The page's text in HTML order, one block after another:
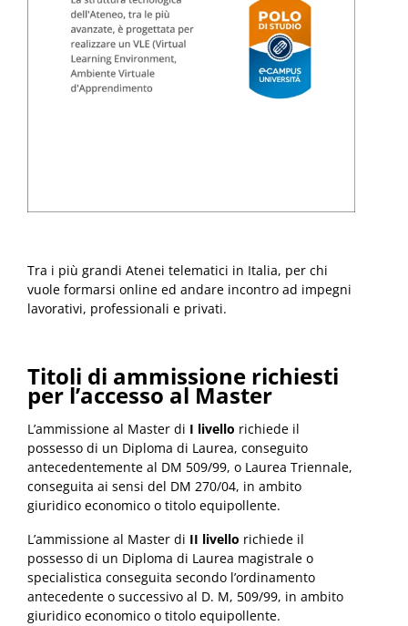
Tra i più grandi Atenei telematici in Italia, per chi
vuole formarsi online ed andare incontro ad impegni
lavorativi, professionali e privati.
Titoli di ammissione richiesti
per l’accesso al Master
L’ammissione al Master di I livello richiede il
possesso di un Diploma di Laurea, conseguito
antecedentemente al DM 509/99, o Laurea Triennale,
conseguita ai sensi del DM 270/04, in ambito
giuridico economico o titolo equipollente.
L’ammissione al Master di II livello richiede il
possesso di un Diploma di Laurea magistrale o
specialistica conseguita secondo l’ordinamento
antecedente o successivo al D. M, 509/99, in ambito
giuridico economico o titolo equipollente.